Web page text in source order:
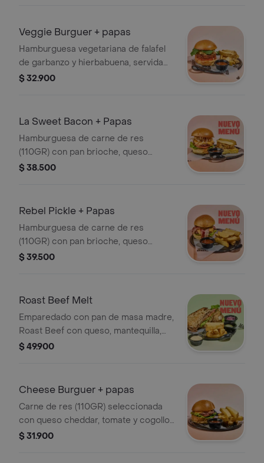
Veggie Burguer + papas
Hamburguesa vegetariana de falafel
de garbanzo y hierbabuena, servida
con chucrut de repollo y manzana,
$ 32.900
La Sweet Bacon + Papas
Hamburguesa de carne de res
(110GR) con pan brioche, queso
cheddar, cogollos de lechuga, cebolla
$ 38.500
Rebel Pickle + Papas
Hamburguesa de carne de res
(110GR) con pan brioche, queso
cheddar, mantequilla, cogollos de
$ 39.500
Roast Beef Melt
Emparedado con pan de masa madre,
Roast Beef con queso, mantequilla,
cogollos de lechuga, mayonesa dijon,
$ 49.900
Cheese Burguer + papas
Carne de res (110GR) seleccionada
con queso cheddar, tomate y cogollo
de lechuga. Acompañada con papas
$ 31.900